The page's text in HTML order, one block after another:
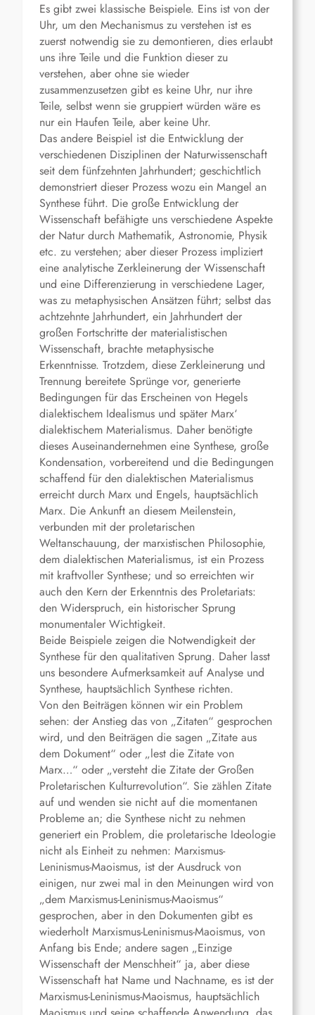
Es gibt zwei klassische Beispiele. Eins ist von der
Uhr, um den Mechanismus zu verstehen ist es
zuerst notwendig sie zu demontieren, dies erlaubt
uns ihre Teile und die Funktion dieser zu
verstehen, aber ohne sie wieder
zusammenzusetzen gibt es keine Uhr, nur ihre
Teile, selbst wenn sie gruppiert würden wäre es
nur ein Haufen Teile, aber keine Uhr.
Das andere Beispiel ist die Entwicklung der
verschiedenen Disziplinen der Naturwissenschaft
seit dem fünfzehnten Jahrhundert; geschichtlich
demonstriert dieser Prozess wozu ein Mangel an
Synthese führt. Die große Entwicklung der
Wissenschaft befähigte uns verschiedene Aspekte
der Natur durch Mathematik, Astronomie, Physik
etc. zu verstehen; aber dieser Prozess impliziert
eine analytische Zerkleinerung der Wissenschaft
und eine Differenzierung in verschiedene Lager,
was zu metaphysischen Ansätzen führt; selbst das
achtzehnte Jahrhundert, ein Jahrhundert der
großen Fortschritte der materialistischen
Wissenschaft, brachte metaphysische
Erkenntnisse. Trotzdem, diese Zerkleinerung und
Trennung bereitete Sprünge vor, generierte
Bedingungen für das Erscheinen von Hegels
dialektischem Idealismus und später Marx‘
dialektischem Materialismus. Daher benötigte
dieses Auseinandernehmen eine Synthese, große
Kondensation, vorbereitend und die Bedingungen
schaffend für den dialektischen Materialismus
erreicht durch Marx und Engels, hauptsächlich
Marx. Die Ankunft an diesem Meilenstein,
verbunden mit der proletarischen
Weltanschauung, der marxistischen Philosophie,
dem dialektischen Materialismus, ist ein Prozess
mit kraftvoller Synthese; und so erreichten wir
auch den Kern der Erkenntnis des Proletariats:
den Widerspruch, ein historischer Sprung
monumentaler Wichtigkeit.
Beide Beispiele zeigen die Notwendigkeit der
Synthese für den qualitativen Sprung. Daher lasst
uns besondere Aufmerksamkeit auf Analyse und
Synthese, hauptsächlich Synthese richten.
Von den Beiträgen können wir ein Problem
sehen: der Anstieg das von „Zitaten“ gesprochen
wird, und den Beiträgen die sagen „Zitate aus
dem Dokument“ oder „lest die Zitate von
Marx…“ oder „versteht die Zitate der Großen
Proletarischen Kulturrevolution“. Sie zählen Zitate
auf und wenden sie nicht auf die momentanen
Probleme an; die Synthese nicht zu nehmen
generiert ein Problem, die proletarische Ideologie
nicht als Einheit zu nehmen: Marxismus-
Leninismus-Maoismus, ist der Ausdruck von
einigen, nur zwei mal in den Meinungen wird von
„dem Marxismus-Leninismus-Maoismus“
gesprochen, aber in den Dokumenten gibt es
wiederholt Marxismus-Leninismus-Maoismus, von
Anfang bis Ende; andere sagen „Einzige
Wissenschaft der Menschheit“ ja, aber diese
Wissenschaft hat Name und Nachname, es ist der
Marxismus-Leninismus-Maoismus, hauptsächlich